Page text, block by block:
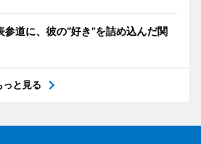
道に、彼の“好き”を詰め込んだ関
っと見る